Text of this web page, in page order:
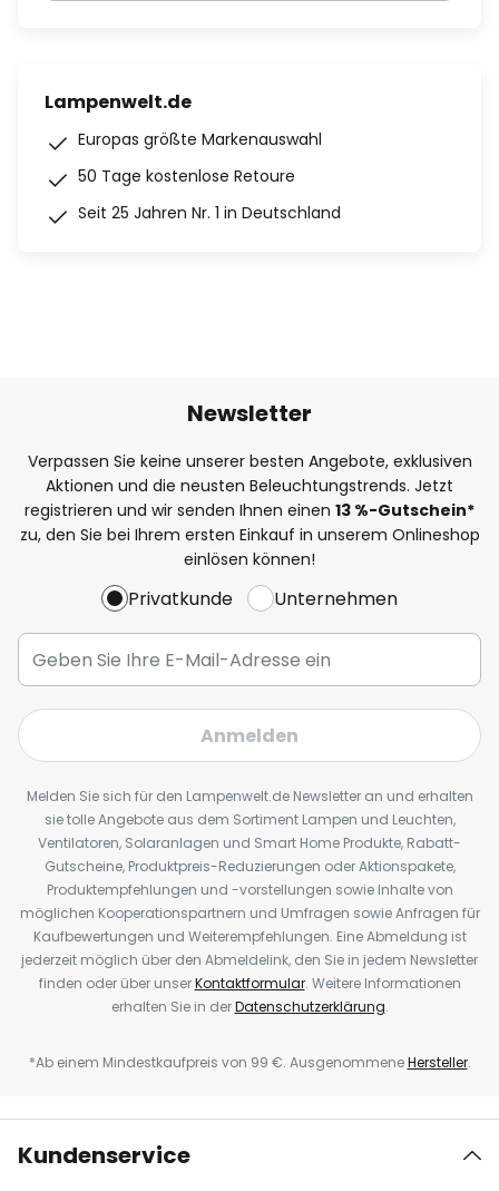
Lampenwelt.de
Europas größte Markenauswahl
50 Tage kostenlose Retoure
Seit 25 Jahren Nr. 1 in Deutschland
Newsletter
Verpassen Sie keine unserer besten Angebote, exklusiven
Aktionen und die neusten Beleuchtungstrends. Jetzt
registrieren und wir senden Ihnen einen 13 %-Gutschein*
zu, den Sie bei Ihrem ersten Einkauf in unserem Onlineshop
einlösen können!
Privatkunde Unternehmen
Anmelden
Melden Sie sich für den Lampenwelt.de Newsletter an und erhalten
sie tolle Angebote aus dem Sortiment Lampen und Leuchten,
Ventilatoren, Solaranlagen und Smart Home Produkte, Rabatt-
Gutscheine, Produktpreis-Reduzierungen oder Aktionspakete,
Produktempfehlungen und -vorstellungen sowie Inhalte von
möglichen Kooperationspartnern und Umfragen sowie Anfragen für
Kaufbewertungen und Weiterempfehlungen. Eine Abmeldung ist
jederzeit möglich über den Abmeldelink, den Sie in jedem Newsletter
finden oder über unserKontaktformular. Weitere Informationen
erhalten Sie in derDatenschutzerklärung.
*Ab einem Mindestkaufpreis von 99 €. AusgenommeneHersteller.
Kundenservice